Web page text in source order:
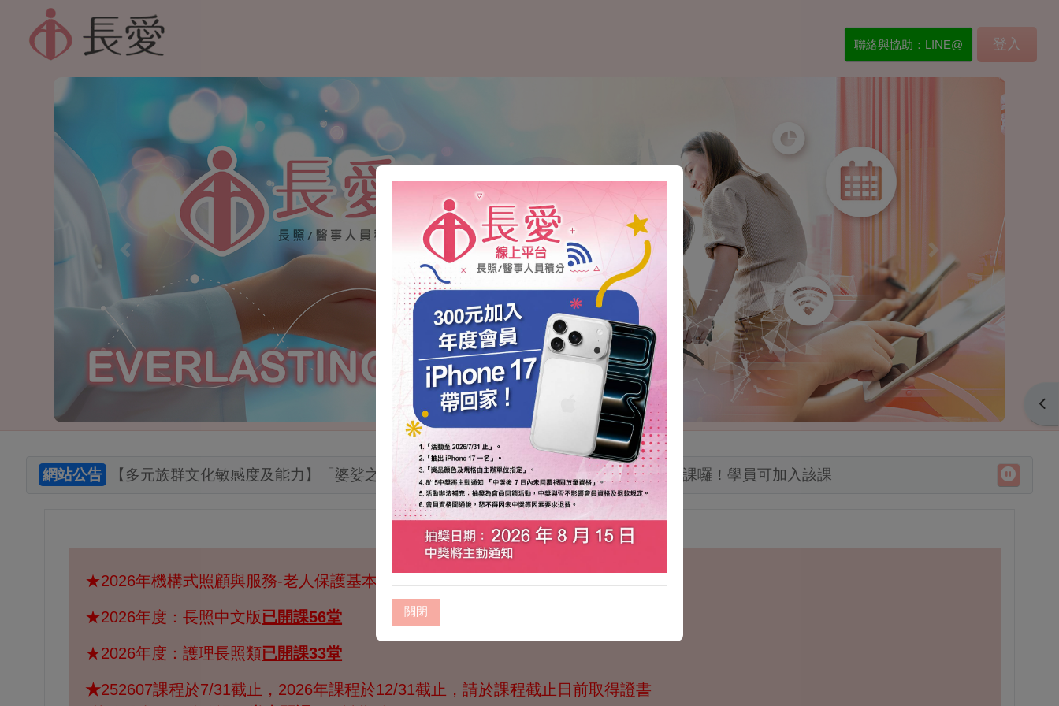
跳至主內容
聯絡與協助：LINE@ 登入
Previous Next
開
網站公告 【多元族群文化敏感度及能力】「婆娑之洋、美麗之島-多元族群的臺灣(一)(二)(三)」開課囉！學員可加入該課
★2026年機構式照顧與服務-老人保護基本知能，免費課程已開課!!
★2026年度：長照中文版已開課56堂
★2026年度：護理長照類已開課33堂
★252607課程於7/31截止，2026年課程於12/31截止，請於課程截止日前取得證書
關閉